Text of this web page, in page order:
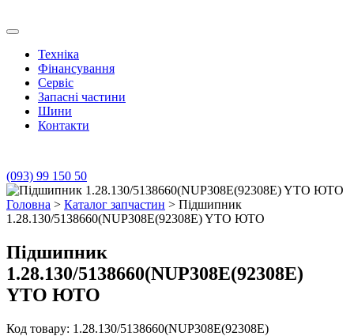
to
Техніка
Фінансування
Сервіс
Запасні частини
Шини
Контакти
(093) 99 150 50
Головна > Каталог запчастин > Підшипник
1.28.130/5138660(NUP308E(92308E) YTO ЮТО
Підшипник
1.28.130/5138660(NUP308E(92308E)
YTO ЮТО
Код товару: 1.28.130/5138660(NUP308E(92308E)